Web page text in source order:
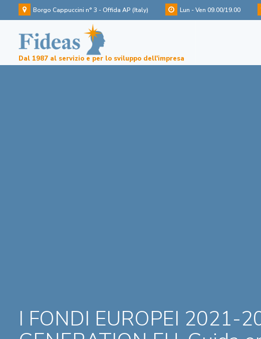
Borgo Cappuccini n° 3 - Offida AP (Italy) Lun - Ven 09.00/19.00
Dal 1987 al servizio e per lo sviluppo dell'impresa
I FONDI EUROPEI 2021-